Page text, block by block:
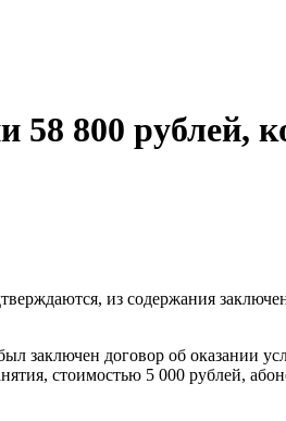
58 800 рублей,
из содержания
заключен договор об оказании
стоимостью 5 000 рублей,